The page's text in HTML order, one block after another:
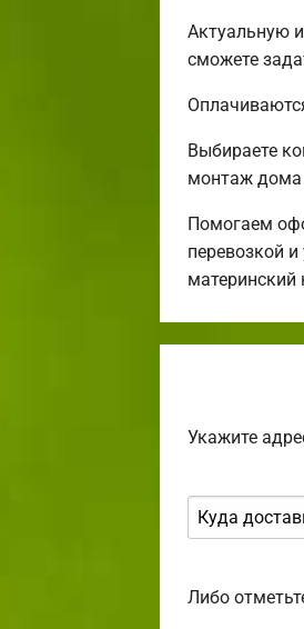
Актуальную
сможете
Выбираете
монтаж дома
Помогаем
перевозкой
Укажите
Либо